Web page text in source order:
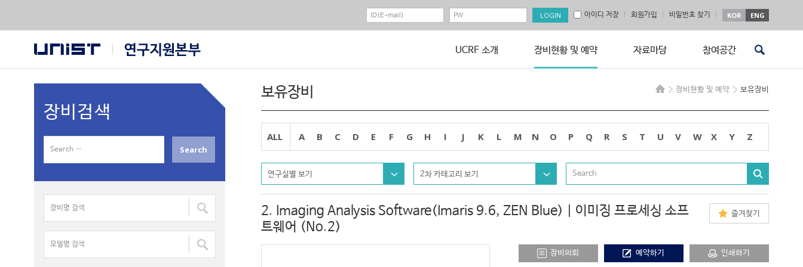
아이디 저장 회원가입 비밀번호 찾기 KOR ENG
UCRF 소개 장비현황 및 예약 자료마당 참여공간
장비현황 및 예약 보유장비
보유장비
ALL A B C D E F G H I J K L M N O P Q R S T U V W X Y Z
연구실별 보기 2차 카테고리 보기
2. Imaging Analysis Software(Imaris 9.6, ZEN Blue) | 이미징 프로세싱 소프
트웨어 (No.2)
즐겨찾기
장비의뢰 예약하기 인쇄하기
장비검색
f
장
명
검
색
모